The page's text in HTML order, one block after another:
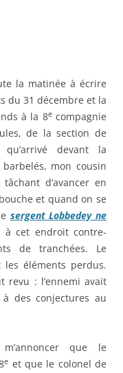
la matinée à écrire
du 31 décembre et la
à la 8ecompagnie
de la section de
devant la
mon cousin
d’avancer en
et quand on se
sergent Lobbedey ne
à cet endroit contre-
de tranchées. Le
les éléments perdus.
revu : l’ennemi avait
des conjectures au
que le
e et que le colonel de